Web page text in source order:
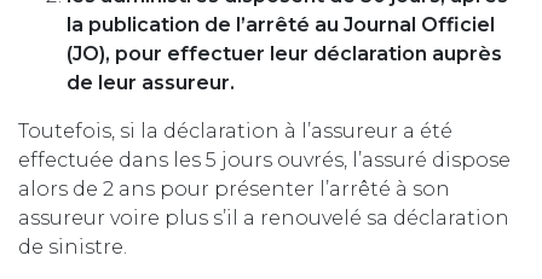
la publication de l’arrêté au Journal Officiel
(JO), pour effectuer leur déclaration auprès
de leur assureur.
Toutefois, si la déclaration à l’assureur a été
effectuée dans les 5 jours ouvrés, l’assuré dispose
alors de 2 ans pour présenter l’arrêté à son
assureur voire plus s’il a renouvelé sa déclaration
de sinistre.